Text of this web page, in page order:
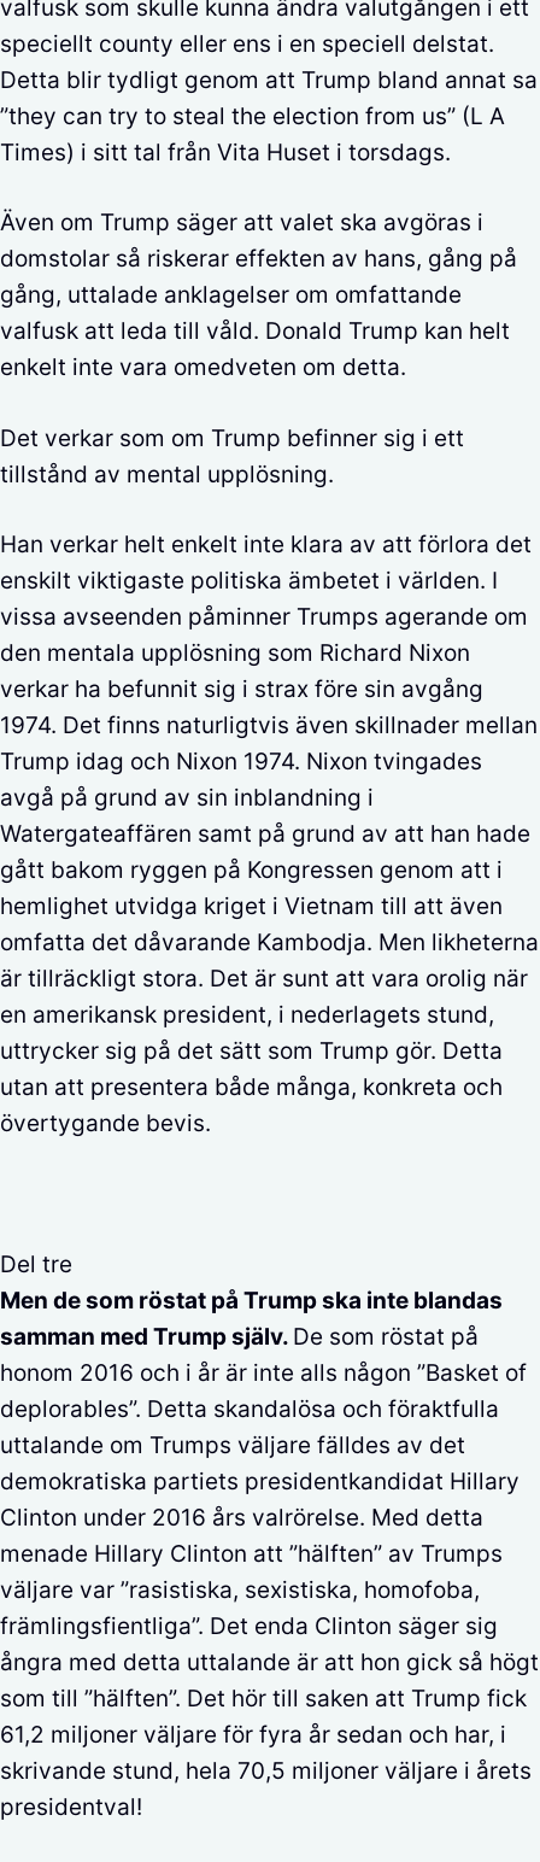
valfusk som skulle kunna ändra valutgången i ett
speciellt county eller ens i en speciell delstat.
Detta blir tydligt genom att Trump bland annat sa
”they can try to steal the election from us” (L A
Times) i sitt tal från Vita Huset i torsdags.
Även om Trump säger att valet ska avgöras i
domstolar så riskerar effekten av hans, gång på
gång, uttalade anklagelser om omfattande
valfusk att leda till våld. Donald Trump kan helt
enkelt inte vara omedveten om detta.
Det verkar som om Trump befinner sig i ett
tillstånd av mental upplösning.
Han verkar helt enkelt inte klara av att förlora det
enskilt viktigaste politiska ämbetet i världen. I
vissa avseenden påminner Trumps agerande om
den mentala upplösning som Richard Nixon
verkar ha befunnit sig i strax före sin avgång
1974. Det finns naturligtvis även skillnader mellan
Trump idag och Nixon 1974. Nixon tvingades
avgå på grund av sin inblandning i
Watergateaffären samt på grund av att han hade
gått bakom ryggen på Kongressen genom att i
hemlighet utvidga kriget i Vietnam till att även
omfatta det dåvarande Kambodja. Men likheterna
är tillräckligt stora. Det är sunt att vara orolig när
en amerikansk president, i nederlagets stund,
uttrycker sig på det sätt som Trump gör. Detta
utan att presentera både många, konkreta och
övertygande bevis.
Del tre
Men de som röstat på Trump ska inte blandas
samman med Trump själv. De som röstat på
honom 2016 och i år är inte alls någon ”Basket of
deplorables”. Detta skandalösa och föraktfulla
uttalande om Trumps väljare fälldes av det
demokratiska partiets presidentkandidat Hillary
Clinton under 2016 års valrörelse. Med detta
menade Hillary Clinton att ”hälften” av Trumps
väljare var ”rasistiska, sexistiska, homofoba,
främlingsfientliga”. Det enda Clinton säger sig
ångra med detta uttalande är att hon gick så högt
som till ”hälften”. Det hör till saken att Trump fick
61,2 miljoner väljare för fyra år sedan och har, i
skrivande stund, hela 70,5 miljoner väljare i årets
presidentval!